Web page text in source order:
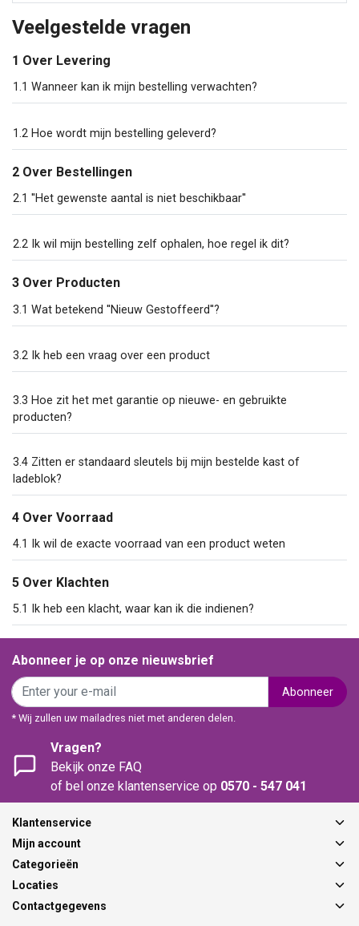
Veelgestelde vragen
1 Over Levering
1.1 Wanneer kan ik mijn bestelling verwachten?
1.2 Hoe wordt mijn bestelling geleverd?
2 Over Bestellingen
2.1 ''Het gewenste aantal is niet beschikbaar''
2.2 Ik wil mijn bestelling zelf ophalen, hoe regel ik dit?
3 Over Producten
3.1 Wat betekend ''Nieuw Gestoffeerd''?
3.2 Ik heb een vraag over een product
3.3 Hoe zit het met garantie op nieuwe- en gebruikte
producten?
3.4 Zitten er standaard sleutels bij mijn bestelde kast of
ladeblok?
4 Over Voorraad
4.1 Ik wil de exacte voorraad van een product weten
5 Over Klachten
5.1 Ik heb een klacht, waar kan ik die indienen?
Abonneer je op onze nieuwsbrief
Abonneer
* Wij zullen uw mailadres niet met anderen delen.
Vragen?
Bekijk onze FAQ
of bel onze klantenservice op 0570 - 547 041
Klantenservice
Mijn account
Categorieën
Locaties
Contactgegevens